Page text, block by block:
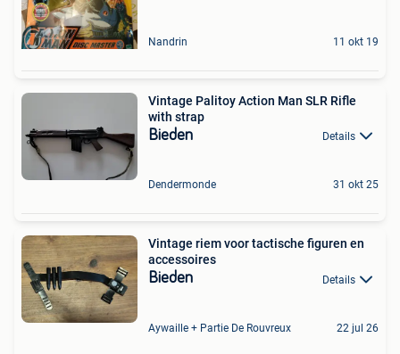
Nandrin 11 okt 19
Vintage Palitoy Action Man SLR Rifle
with strap
Bieden Details
Dendermonde 31 okt 25
Vintage riem voor tactische figuren en
accessoires
Bieden Details
Aywaille + Partie De Rouvreux 22 jul 26